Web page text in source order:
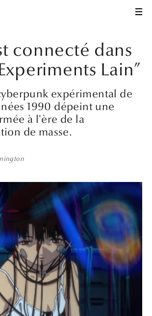
connecté dans
Lain”
expérimental de
1990 dépeint une
à l'ère de la
de masse.